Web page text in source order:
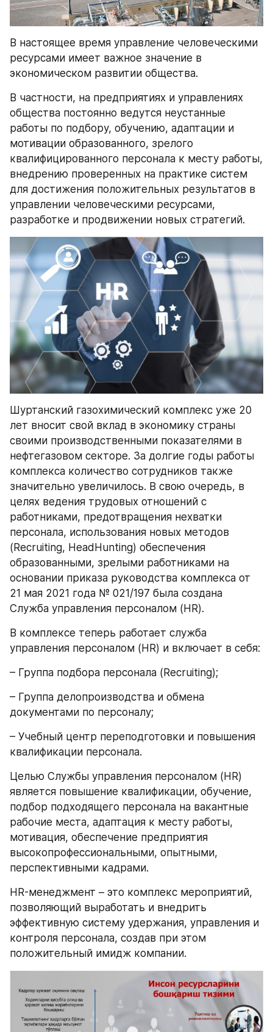
В настоящее время управление человеческими
ресурсами имеет важное значение в
экономическом развитии общества.
В частности, на предприятиях и управлениях
общества постоянно ведутся неустанные
работы по подбору, обучению, адаптации и
мотивации образованного, зрелого
квалифицированного персонала к месту работы,
внедрению проверенных на практике систем
для достижения положительных результатов в
управлении человеческими ресурсами,
разработке и продвижении новых стратегий.
Шуртанский газохимический комплекс уже 20
лет вносит свой вклад в экономику страны
своими производственными показателями в
нефтегазовом секторе. За долгие годы работы
комплекса количество сотрудников также
значительно увеличилось. В свою очередь, в
целях ведения трудовых отношений с
работниками, предотвращения нехватки
персонала, использования новых методов
(Recruiting, HeadHunting) обеспечения
образованными, зрелыми работниками на
основании приказа руководства комплекса от
21 мая 2021 года № 021/197 была создана
Служба управления персоналом (HR).
В комплексе теперь работает служба
управления персоналом (HR) и включает в себя:
– Группа подбора персонала (Recruiting);
– Группа делопроизводства и обмена
документами по персоналу;
– Учебный центр переподготовки и повышения
квалификации персонала.
Целью Службы управления персоналом (HR)
является повышение квалификации, обучение,
подбор подходящего персонала на вакантные
рабочие места, адаптация к месту работы,
мотивация, обеспечение предприятия
высокопрофессиональными, опытными,
перспективными кадрами.
HR-менеджмент – это комплекс мероприятий,
позволяющий выработать и внедрить
эффективную систему удержания, управления и
контроля персонала, создав при этом
положительный имидж компании.